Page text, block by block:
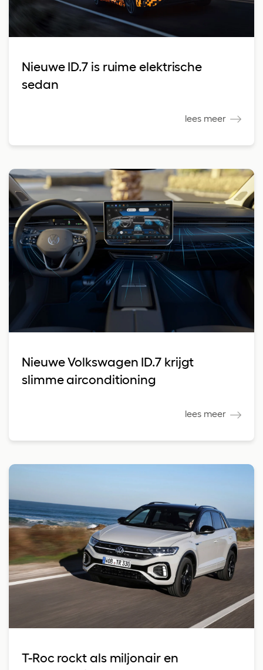
Nieuwe ID.7 is ruime elektrische
sedan
lees meer
Nieuwe Volkswagen ID.7 krijgt
slimme airconditioning
lees meer
T-Roc rockt als miljonair en